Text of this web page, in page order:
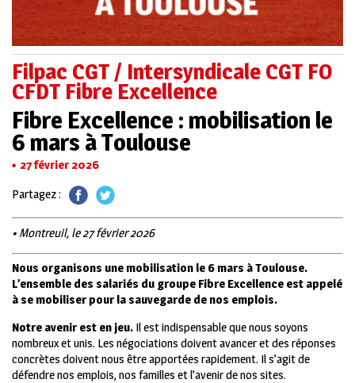
Filpac CGT / Intersyndicale CGT FO
CFDT Fibre Excellence
Fibre Excellence : mobilisation le
6 mars à Toulouse
27 février 2026
Partagez :
• Montreuil, le 27 février 2026
Nous organisons une mobilisation le 6 mars à Toulouse.
L’ensemble des salariés du groupe Fibre Excellence est appelé
à se mobiliser pour la sauvegarde de nos emplois.
Notre avenir est en jeu. Il est indispensable que nous soyons
nombreux et unis. Les négociations doivent avancer et des réponses
concrètes doivent nous être apportées rapidement. Il s’agit de
défendre nos emplois, nos familles et l’avenir de nos sites.